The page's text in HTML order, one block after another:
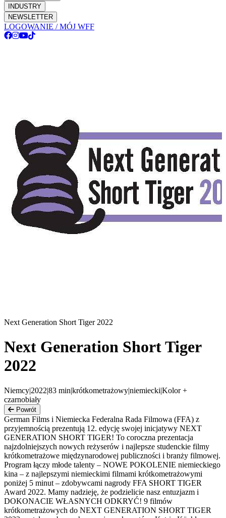
INDUSTRY
NEWSLETTER
LOGOWANIE / MÓJ WFF
Next Generation Short Tiger 2022
Next Generation Short Tiger
2022
Niemcy|2022|83 min|krótkometrażowy|niemiecki|Kolor +
czarnobiały
Powrót
German Films i Niemiecka Federalna Rada Filmowa (FFA) z
przyjemnością prezentują 12. edycję swojej inicjatywy NEXT
GENERATION SHORT TIGER! To coroczna prezentacja
najzdolniejszych nowych reżyserów i najlepsze studenckie filmy
krótkometrażowe międzynarodowej publiczności i branży filmowej.
Program łączy młode talenty – NOWE POKOLENIE niemieckiego
kina – z najlepszymi niemieckimi filmami krótkometrażowymi
poniżej 5 minut – zdobywcami nagrody FFA SHORT TIGER
Award 2022. Mamy nadzieję, że podzielicie nasz entuzjazm i
DOKONACIE WŁASNYCH ODKRYĆ! 9 filmów
krótkometrażowych do NEXT GENERATION SHORT TIGER